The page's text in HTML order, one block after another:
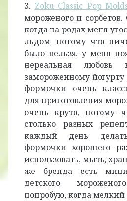
3. Zoku Classic Pop Molds
мороженого и
когда на родах меня
льдом, потому что
было нельзя, у меня
нереальная любовь
замороженному
формочки очень
для приготовления
очень круто, потому
столько разных
каждый день
формочки хорошего
использовать, мыть,
же бренда есть
детского
попробую, когда мелкий